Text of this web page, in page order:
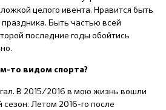
целого ивента. Нравится быть
Быть частью всей
последние годы обойтись
то видом спорта?
В 2015/2016 в мою жизнь вошли
Летом 2016-го после